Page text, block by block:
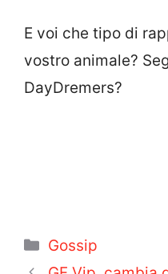
E voi che tipo di
vostro animale?
DayDremers?
Categorie
Gossip